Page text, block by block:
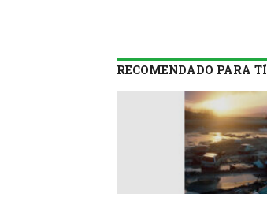
RECOMENDADO PARA TÍ